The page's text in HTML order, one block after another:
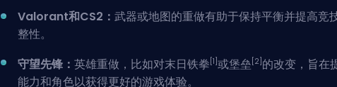
Valorant和CS2： 武器或地图的重做有助于保持平衡并提高竞
整性。
守望先锋： 英雄重做，比如对末日铁拳 [1] 或堡垒 [2] 的改变，旨在
能力和角色以获得更好的游戏体验。